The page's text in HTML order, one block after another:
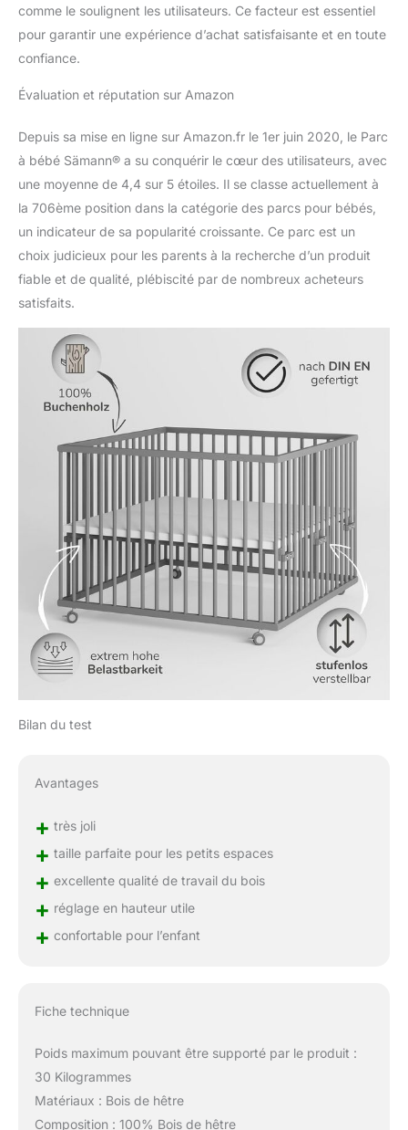
comme le soulignent les utilisateurs. Ce facteur est essentiel
pour garantir une expérience d’achat satisfaisante et en toute
confiance.
Évaluation et réputation sur Amazon
Depuis sa mise en ligne sur Amazon.fr le 1er juin 2020, le Parc
à bébé Sämann® a su conquérir le cœur des utilisateurs, avec
une moyenne de 4,4 sur 5 étoiles. Il se classe actuellement à
la 706ème position dans la catégorie des parcs pour bébés,
un indicateur de sa popularité croissante. Ce parc est un
choix judicieux pour les parents à la recherche d’un produit
fiable et de qualité, plébiscité par de nombreux acheteurs
satisfaits.
Bilan du test
Avantages
+ très joli
+ taille parfaite pour les petits espaces
+ excellente qualité de travail du bois
+ réglage en hauteur utile
+ confortable pour l’enfant
Fiche technique
Poids maximum pouvant être supporté par le produit :
30 Kilogrammes
Matériaux : Bois de hêtre
Composition : 100% Bois de hêtre